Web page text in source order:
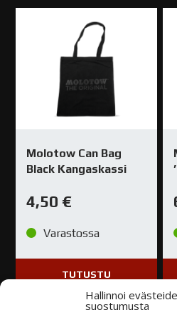
Hallinnoi
suostumusta
Molotow Can Bag
Black Kangaskassi
4,50 €
Varastossa
TUTUSTU